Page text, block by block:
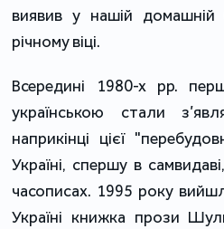
виявив у нашій домашній
річному віці.
Всередині 1980-х рр.
українською стали
наприкінці цієї
Україні, спершу в
часописах. 1995 року
Україні книжка прози